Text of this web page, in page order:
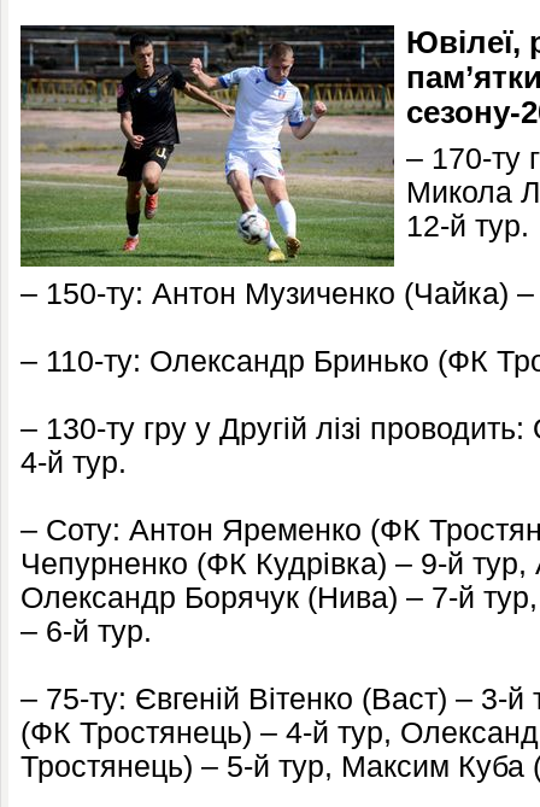
Ювілеї,
сезону-
– 170-ту
Микола
12-й тур.
– 150-ту: Антон Музиченко (Чайка) –
– 110-ту: Олександр Бринько (ФК
– 130-ту гру у Другій лізі
4-й тур.
– Соту: Антон Яременко (ФК
Чепурненко (ФК Кудрівка) – 9-й
Олександр Борячук (Нива) – 7-й
– 6-й тур.
– 75-ту: Євгеній Вітенко (Васт) – 3-й
(ФК Тростянець) – 4-й тур,
Тростянець) – 5-й тур, Максим Куба